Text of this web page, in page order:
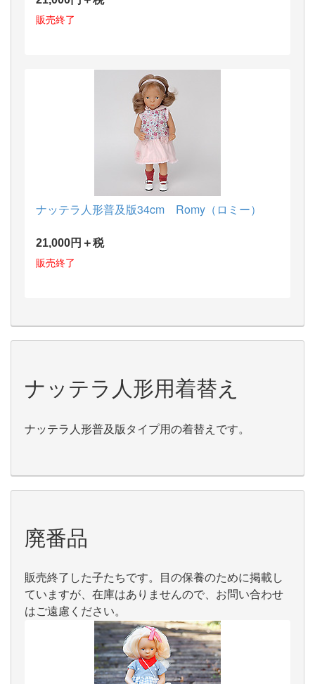
販売終了
ナッテラ人形普及版34cm Romy（ロミー）
21,000円＋税
販売終了
ナッテラ人形用着替え
ナッテラ人形普及版タイプ用の着替えです。
廃番品
販売終了した子たちです。目の保養のために掲載し
ていますが、在庫はありませんので、お問い合わせ
はご遠慮ください。